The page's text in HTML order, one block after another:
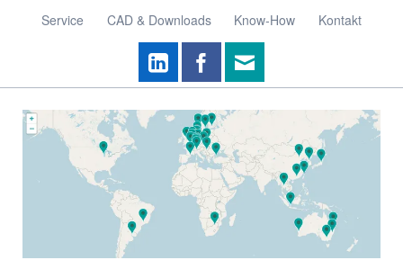
Service
CAD & Downloads Know-How Kontakt